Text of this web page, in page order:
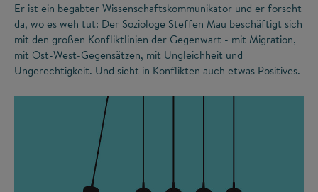
Er ist ein begabter Wissenschaftskommunikator und er forscht
da, wo es weh tut: Der Soziologe Steffen Mau beschäftigt sich
mit den großen Konfliktlinien der Gegenwart - mit Migration,
mit Ost-West-Gegensätzen, mit Ungleichheit und
Ungerechtigkeit. Und sieht in Konflikten auch etwas Positives.